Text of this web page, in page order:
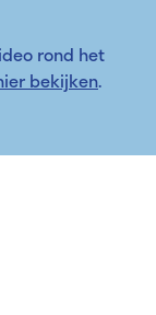
rond het
bekijken.